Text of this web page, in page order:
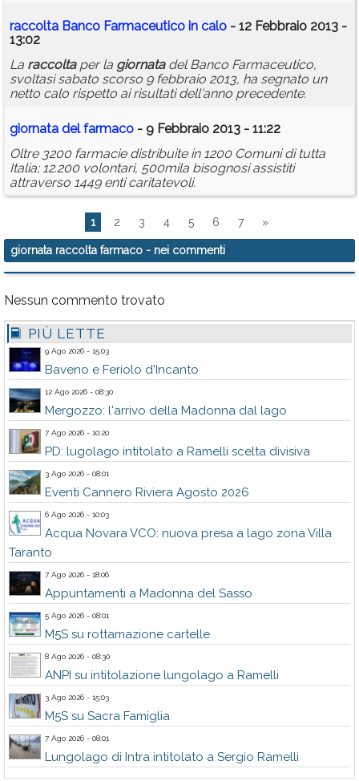
raccolta Banco Farmaceutico in calo - 12 Febbraio 2013 -
13:02
La raccoltaper la giornatadel Banco Farmaceutico,
svoltasi sabato scorso 9 febbraio 2013, ha segnato un
netto calo rispetto ai risultati dell'anno precedente.
giornata delfarmaco - 9 Febbraio 2013 - 11:22
Oltre 3200 farmacie distribuite in 1200 Comuni di tutta
Italia; 12.200 volontari, 500mila bisognosi assistiti
attraverso 1449 enti caritatevoli.
1 2 3 4 5 6 7 »
giornata raccolta farmaco - nei commenti
Nessun commento trovato
PIÙ LETTE
9 Ago 2026 - 15:03
Baveno e Feriolo d'Incanto
12 Ago 2026 - 08:30
Mergozzo: l'arrivo della Madonna dal lago
7 Ago 2026 - 10:20
PD: lugolago intitolato a Ramelli scelta divisiva
3 Ago 2026 - 08:01
Eventi Cannero Riviera Agosto 2026
6 Ago 2026 - 10:03
Acqua Novara VCO: nuova presa a lago zona Villa
Taranto
7 Ago 2026 - 18:06
Appuntamenti a Madonna del Sasso
5 Ago 2026 - 08:01
M5S su rottamazione cartelle
8 Ago 2026 - 08:30
ANPI su intitolazione lungolago a Ramelli
3 Ago 2026 - 15:03
M5S su Sacra Famiglia
7 Ago 2026 - 08:01
Lungolago di Intra intitolato a Sergio Ramelli